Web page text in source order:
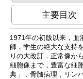
主要目次
1971年の初版以来，血
師，学生の絶大な支持
りの大改訂．正常像か
細胞像まで，豊富な細
典」．骨髄病理，リン